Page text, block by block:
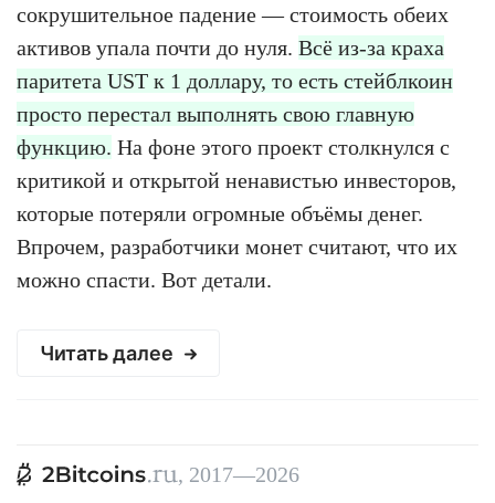
сокрушительное падение — стоимость обеих
активов упала почти до нуля. Всё из-за краха
паритета UST к 1 доллару, то есть стейблкоин
просто перестал выполнять свою главную
функцию. На фоне этого проект столкнулся с
критикой и открытой ненавистью инвесторов,
которые потеряли огромные объёмы денег.
Впрочем, разработчики монет считают, что их
можно спасти. Вот детали.
Читать далее
, 2017—2026